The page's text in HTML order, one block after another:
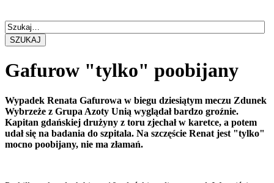
SZUKAJ
Gafurow "tylko" poobijany
Wypadek Renata Gafurowa w biegu dziesiątym meczu Zdunek
Wybrzeże z Grupa Azoty Unią wyglądał bardzo groźnie.
Kapitan gdańskiej drużyny z toru zjechał w karetce, a potem
udał się na badania do szpitala. Na szczęście Renat jest "tylko"
mocno poobijany, nie ma złamań.